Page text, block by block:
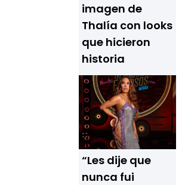
imagen de
Thalía con looks
que hicieron
historia
“Les dije que
nunca fui